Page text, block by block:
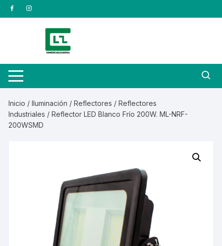
Saltar
al
Inicio /Iluminación /Reflectores /Reflectores
Industriales / Reflector LED Blanco Frío 200W. ML-NRF-
200WSMD